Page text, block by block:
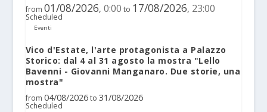
from 01/08/2026, 0:00 to 17/08/2026, 23:00
Scheduled
Eventi
Vico d'Estate, l'arte protagonista a Palazzo
Storico: dal 4 al 31 agosto la mostra "Lello
Bavenni - Giovanni Manganaro. Due storie, una
mostra"
from 04/08/2026 to 31/08/2026
Scheduled